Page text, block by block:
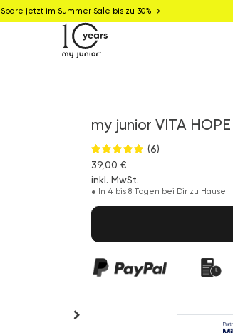
Spare jetzt im Summer Sale bis zu 30% →
my junior VITA
(6)
39,00 €
inkl. MwSt.
● In 4 bis 8 Tagen bei Dir zu Hause